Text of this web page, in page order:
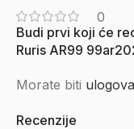
0
Recenzije
Budi prvi koji će
Ruris AR99
Morate biti